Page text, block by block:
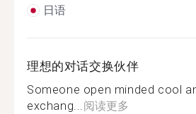
日语
理想的对话交换伙伴
Someone open minded cool
exchang...阅读更多